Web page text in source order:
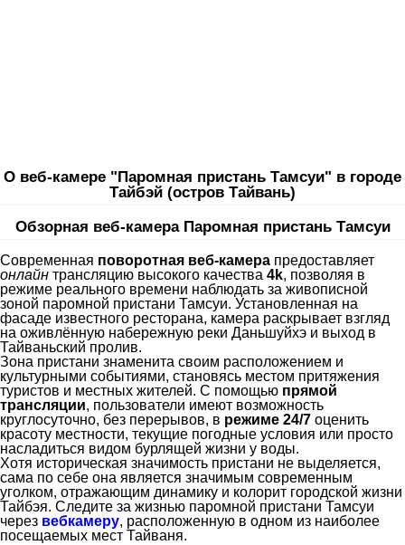
О веб-камере "Паромная пристань Тамсуи" в городе
Тайбэй (остров Тайвань)
Обзорная веб-камера Паромная пристань Тамсуи
Современная поворотная веб-камера предоставляет
онлайн трансляцию высокого качества 4k, позволяя в
режиме реального времени наблюдать за живописной
зоной паромной пристани Тамсуи. Установленная на
фасаде известного ресторана, камера раскрывает взгляд
на оживлённую набережную реки Даньшуйхэ и выход в
Тайваньский пролив.
Зона пристани знаменита своим расположением и
культурными событиями, становясь местом притяжения
туристов и местных жителей. С помощью прямой
трансляции, пользователи имеют возможность
круглосуточно, без перерывов, в режиме 24/7 оценить
красоту местности, текущие погодные условия или просто
насладиться видом бурлящей жизни у воды.
Хотя историческая значимость пристани не выделяется,
сама по себе она является значимым современным
уголком, отражающим динамику и колорит городской жизни
Тайбэя. Следите за жизнью паромной пристани Тамсуи
через вебкамеру, расположенную в одном из наиболее
посещаемых мест Тайваня.